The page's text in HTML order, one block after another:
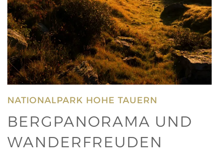
NATIONALPARK HOHE TAUERN
BERGPANORAMA UND
WANDERFREUDEN